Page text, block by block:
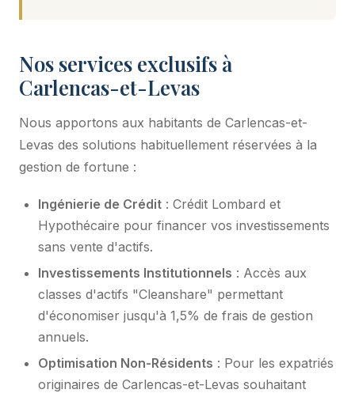
Nos services exclusifs à
Carlencas-et-Levas
Nous apportons aux habitants de Carlencas-et-
Levas des solutions habituellement réservées à la
gestion de fortune :
Ingénierie de Crédit : Crédit Lombard et
Hypothécaire pour financer vos investissements
sans vente d'actifs.
Investissements Institutionnels : Accès aux
classes d'actifs "Cleanshare" permettant
d'économiser jusqu'à 1,5% de frais de gestion
annuels.
Optimisation Non-Résidents : Pour les expatriés
originaires de Carlencas-et-Levas souhaitant